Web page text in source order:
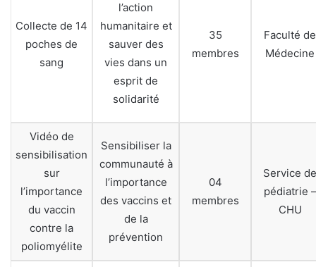
Collecte de 14
poches de
sang
l’action
humanitaire et
sauver des
vies dans un
esprit de
solidarité
35
membres
Faculté de
Médecine
Vidéo de
sensibilisation
sur
l’importance
du vaccin
contre la
poliomyélite
Sensibiliser la
communauté à
l’importance
des vaccins et
de la
prévention
04
membres
Service de
pédiatrie –
CHU